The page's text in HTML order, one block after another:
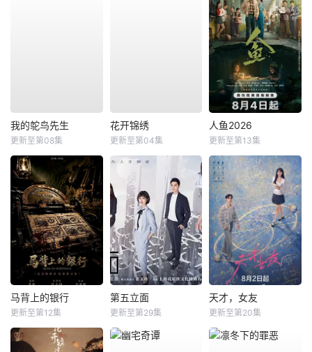
我的鸵鸟先生
更新至第08集
花开锦绣
更新至第04集
人鱼2026
更新至第13集
马背上的银行
更新至第12集
第五立面
更新至第29集
天才，女友
更新至第20集